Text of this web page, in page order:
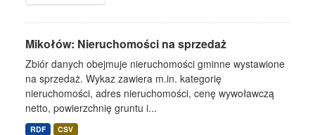
Mikołów: Nieruchomości na sprzedaż
Zbiór danych obejmuje nieruchomości gminne wystawione
na sprzedaż. Wykaz zawiera m.in. kategorię
nieruchomości, adres nieruchomości, cenę wywoławczą
netto, powierzchnię gruntu i...
RDF CSV